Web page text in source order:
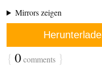
Mirrors zeigen
{ 0comments }